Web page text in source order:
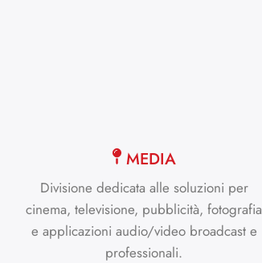
MEDIA
Divisione dedicata alle soluzioni per
cinema, televisione, pubblicità, fotografia
e applicazioni audio/video broadcast e
professionali.